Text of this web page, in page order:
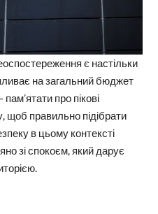
є настільки
на загальний бюджет
про пікові
щоб правильно підібрати
в цьому контексті
зі спокоєм, який дарує